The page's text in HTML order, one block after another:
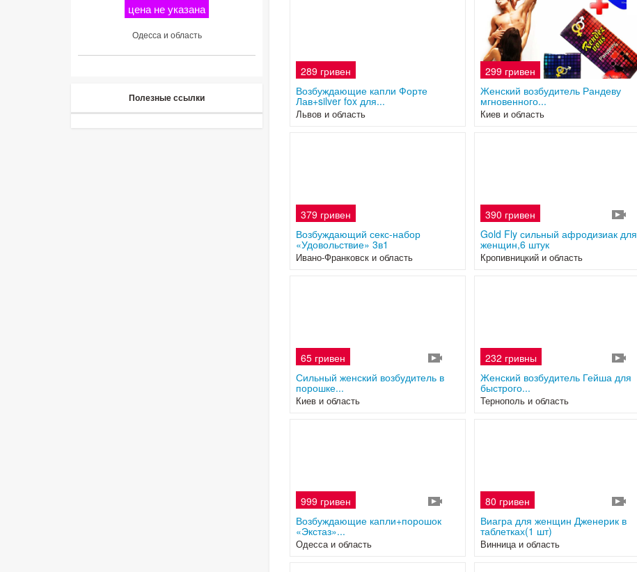
289 гривен
Возбуждающие капли Форте
Лав+silver fox для...
Львов и область
299 гривен
Женский возбудитель Рандеву
мгновенного...
Киев и область
379 гривен
Возбуждающий секс-набор
«Удовольствие» 3в1
Ивано-Франковск и область
390 гривен
Gold Fly сильный афродизиак для
женщин,6 штук
Кропивницкий и область
65 гривен
Сильный женский возбудитель в
порошке...
Киев и область
232 гривны
Женский возбудитель Гейша для
быстрого...
Тернополь и область
999 гривен
Возбуждающие капли+порошок
«Экстаз»...
Одесса и область
80 гривен
Виагра для женщин Дженерик в
таблетках(1 шт)
Винница и область
цена не указана
Одесса и область
Полезные ссылки